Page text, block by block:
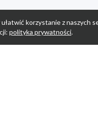
korzystanie z naszych
polityka prywatności.